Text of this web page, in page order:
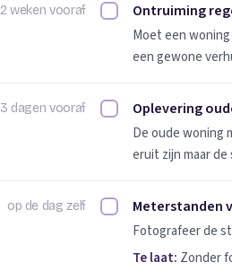
2 weken vooraf Ontruiming regelen
Ontruiming
Moet een
een gewone
3 dagen vooraf Oplevering oude
Oplevering
De oude woning
eruit zijn maar
op de dag zelf Meterstanden van
Meterstanden
Fotografeer de
Te laat: Zonder